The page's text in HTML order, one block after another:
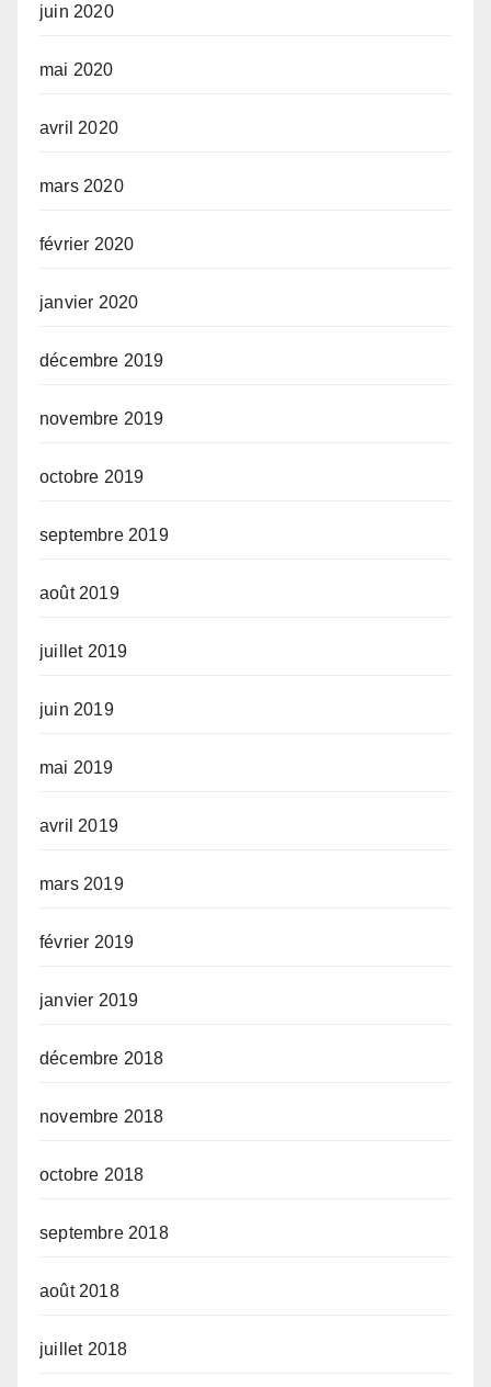
juin 2020
mai 2020
avril 2020
mars 2020
février 2020
janvier 2020
décembre 2019
novembre 2019
octobre 2019
septembre 2019
août 2019
juillet 2019
juin 2019
mai 2019
avril 2019
mars 2019
février 2019
janvier 2019
décembre 2018
novembre 2018
octobre 2018
septembre 2018
août 2018
juillet 2018